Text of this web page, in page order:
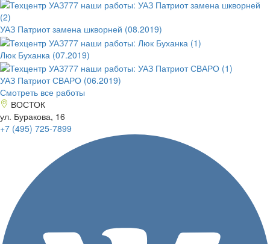
УАЗ Патриот замена шкворней (08.2019)
Люк Буханка (07.2019)
УАЗ Патриот СВАРО (06.2019)
Смотреть все работы
ВОСТОК
ул. Буракова, 16
+7 (495) 725-7899